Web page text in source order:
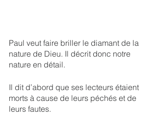
Paul veut faire briller le diamant de la
nature de Dieu. Il décrit donc notre
nature en détail.
Il dit d’abord que ses lecteurs étaient
morts à cause de leurs péchés et de
leurs fautes.